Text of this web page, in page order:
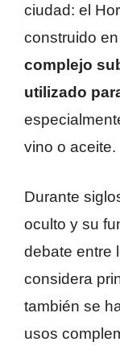
ciudad: el
construido
complejo
utilizado
vino o aceite.
Durante
oculto y su
debate entre
considera
también se
usos